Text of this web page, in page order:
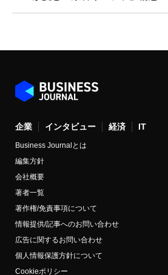
企業 インタビュー 経済 IT
Business Journalとは
編集方針
会社概要
著者一覧
著作権/免責事項について
情報提供/記事へのお問い合わせ
広告に関するお問い合わせ
個人情報保護方針について
Cookieポリシー